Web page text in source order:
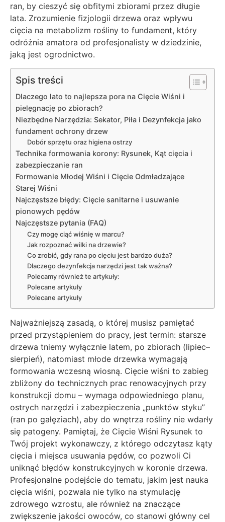
ran, by cieszyć się obfitymi zbiorami przez długie
lata. Zrozumienie fizjologii drzewa oraz wpływu
cięcia na metabolizm rośliny to fundament, który
odróżnia amatora od profesjonalisty w dziedzinie,
jaką jest ogrodnictwo.
Spis treści
Dlaczego lato to najlepsza pora na Cięcie Wiśni i
pielęgnację po zbiorach?
Niezbędne Narzędzia: Sekator, Piła i Dezynfekcja jako
fundament ochrony drzew
Dobór sprzętu oraz higiena ostrzy
Technika formowania korony: Rysunek, Kąt cięcia i
zabezpieczanie ran
Formowanie Młodej Wiśni i Cięcie Odmładzające
Starej Wiśni
Najczęstsze błędy: Cięcie sanitarne i usuwanie
pionowych pędów
Najczęstsze pytania (FAQ)
Czy mogę ciąć wiśnię w marcu?
Jak rozpoznać wilki na drzewie?
Co zrobić, gdy rana po cięciu jest bardzo duża?
Dlaczego dezynfekcja narzędzi jest tak ważna?
Polecamy również te artykuły:
Polecane artykuły
Polecane artykuły
Najważniejszą zasadą, o której musisz pamiętać
przed przystąpieniem do pracy, jest termin: starsze
drzewa tniemy wyłącznie latem, po zbiorach (lipiec–
sierpień), natomiast młode drzewka wymagają
formowania wczesną wiosną. Cięcie wiśni to zabieg
zbliżony do technicznych prac renowacyjnych przy
konstrukcji domu – wymaga odpowiedniego planu,
ostrych narzędzi i zabezpieczenia „punktów styku”
(ran po gałęziach), aby do wnętrza rośliny nie wdarły
się patogeny. Pamiętaj, że Cięcie Wiśni Rysunek to
Twój projekt wykonawczy, z którego odczytasz kąty
cięcia i miejsca usuwania pędów, co pozwoli Ci
uniknąć błędów konstrukcyjnych w koronie drzewa.
Profesjonalne podejście do tematu, jakim jest nauka
cięcia wiśni, pozwala nie tylko na stymulację
zdrowego wzrostu, ale również na znaczące
zwiększenie jakości owoców, co stanowi główny cel